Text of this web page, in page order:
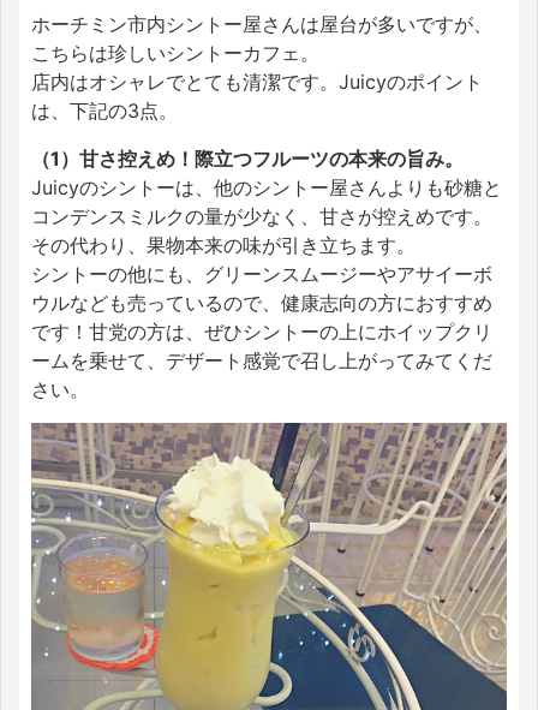
ホーチミン市内シントー屋さんは屋台が多いですが、
こちらは珍しいシントーカフェ。
店内はオシャレでとても清潔です。Juicyのポイント
は、下記の3点。
（1）甘さ控えめ！際立つフルーツの本来の旨み。
Juicyのシントーは、他のシントー屋さんよりも砂糖と
コンデンスミルクの量が少なく、甘さが控えめです。
その代わり、果物本来の味が引き立ちます。
シントーの他にも、グリーンスムージーやアサイーボ
ウルなども売っているので、健康志向の方におすすめ
です！甘党の方は、ぜひシントーの上にホイップクリ
ームを乗せて、デザート感覚で召し上がってみてくだ
さい。